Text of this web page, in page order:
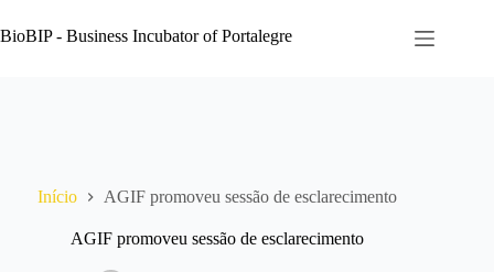
para
o
BioBIP - Business Incubator of Portalegre
Início AGIF promoveu sessão de esclarecimento
AGIF promoveu sessão de esclarecimento